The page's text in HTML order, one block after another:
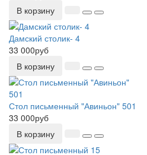
В корзину
Дамский столик- 4
33 000руб
В корзину
Стол письменный "Авиньон" 501
33 000руб
В корзину